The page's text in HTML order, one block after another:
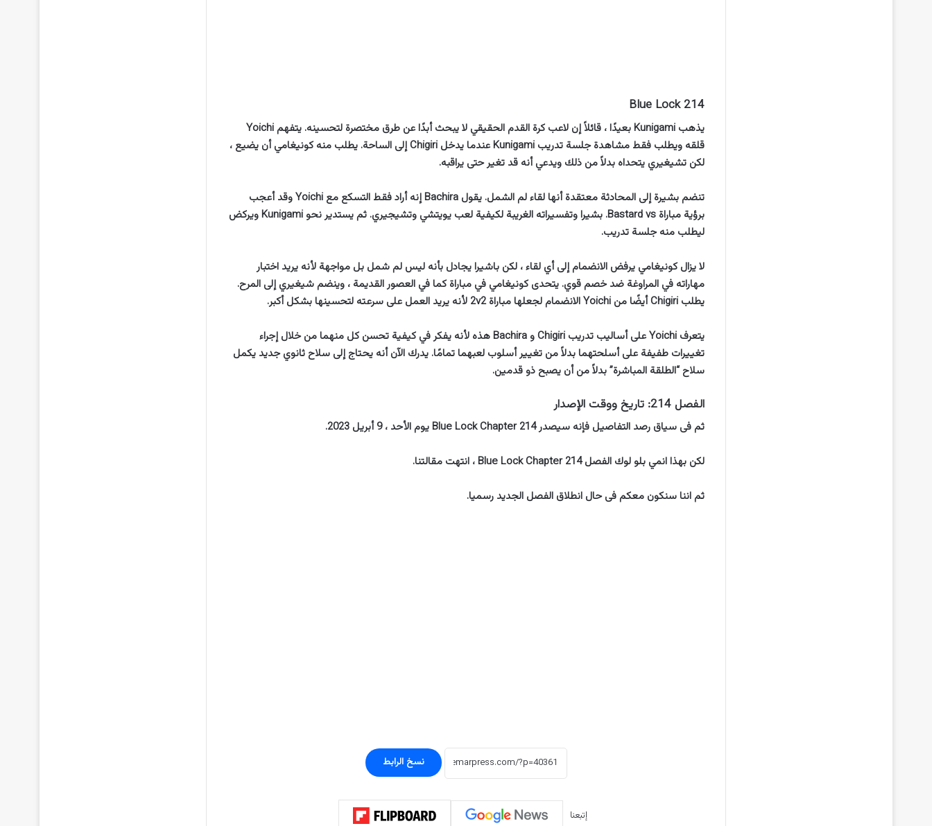
Blue Lock 214
يذهب Kunigami بعيدًا ، قائلاً إن لاعب كرة القدم الحقيقي لا يبحث أبدًا عن طرق مختصرة لتحسينه. يتفهم Yoichi
قلقه ويطلب فقط مشاهدة جلسة تدريب Kunigami عندما يدخل Chigiri إلى الساحة. يطلب منه كونيغامي أن يضيع ،
لكن تشيغيري يتحداه بدلاً من ذلك ويدعي أنه قد تغير حتى يراقبه.
تنضم بشيرة إلى المحادثة معتقدة أنها لقاء لم الشمل. يقول Bachira إنه أراد فقط التسكع مع Yoichi وقد أعجب
برؤية مباراة Bastard vs. بشيرا وتفسيراته الغريبة لكيفية لعب يويتشي وتشيجيري. ثم يستدير نحو Kunigami ويركض
ليطلب منه جلسة تدريب.
لا يزال كونيغامي يرفض الانضمام إلى أي لقاء ، لكن باشيرا يجادل بأنه ليس لم شمل بل مواجهة لأنه يريد اختبار
مهاراته في المراوغة ضد خصم قوي. يتحدى كونيغامي في مباراة كما في العصور القديمة ، وينضم شيغيري إلى المرح.
يطلب Chigiri أيضًا من Yoichi الانضمام لجعلها مباراة 2v2 لأنه يريد العمل على سرعته لتحسينها بشكل أكبر.
يتعرف Yoichi على أساليب تدريب Chigiri و Bachira هذه لأنه يفكر في كيفية تحسن كل منهما من خلال إجراء
تغييرات طفيفة على أسلحتهما بدلاً من تغيير أسلوب لعبهما تمامًا. يدرك الآن أنه يحتاج إلى سلاح ثانوي جديد يكمل
سلاح “الطلقة المباشرة” بدلاً من أن يصبح ذو قدمين.
الفصل 214: تاريخ ووقت الإصدار
ثم فى سياق رصد التفاصيل فإنه سيصدر Blue Lock Chapter 214 يوم الأحد ، 9 أبريل 2023.
لكن بهذا انمي بلو لوك الفصل Blue Lock Chapter 214 ، انتهت مقالتنا.
ثم اننا سنكون معكم فى حال انطلاق الفصل الجديد رسميا.
نسخ الرابط
إتبعنا